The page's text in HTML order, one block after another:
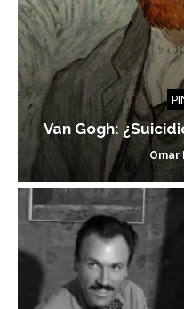
Van Gogh:
Omar